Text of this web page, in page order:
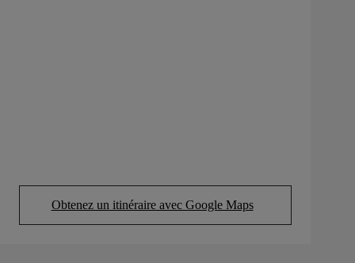
Obtenez un itinéraire avec Google Maps
(Opens in new tab)